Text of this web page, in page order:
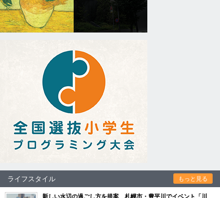
ライフスタイル もっと見る
新しい水辺の過ごし方を提案 札幌市・豊平川でイベント「川